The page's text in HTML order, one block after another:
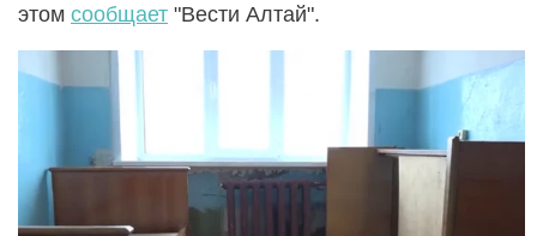
этом сообщает "Вести Алтай".